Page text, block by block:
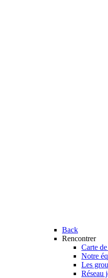
Back
Rencontrer
Carte
Notre
Les
Réseau